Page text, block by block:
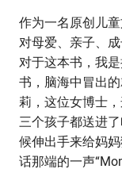
作为一名原创儿
对母爱、亲子、
对于这本书，我
书，脑海中冒出
莉，这位女博士
三个孩子都送进
候伸出手来给妈
话那端的一声